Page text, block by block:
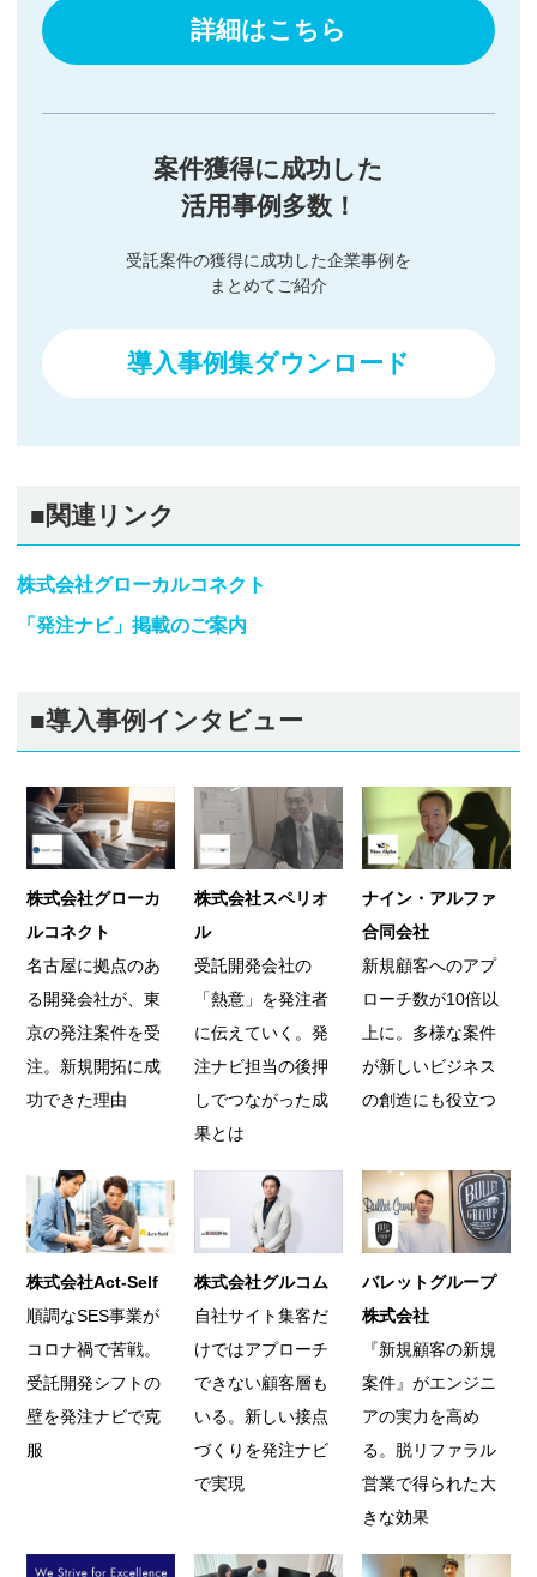
詳細はこちら
案件獲得に成功した
活用事例多数！
受託案件の獲得に成功した企業事例を
まとめてご紹介
導入事例集ダウンロード
■関連リンク
株式会社グローカルコネクト
「発注ナビ」掲載のご案内
■導入事例インタビュー
株式会社グローカ
ルコネクト
名古屋に拠点のあ
る開発会社が、東
京の発注案件を受
注。新規開拓に成
功できた理由
株式会社スペリオ
ル
受託開発会社の
「熱意」を発注者
に伝えていく。発
注ナビ担当の後押
しでつながった成
果とは
ナイン・アルファ
合同会社
新規顧客へのアプ
ローチ数が10倍以
上に。多様な案件
が新しいビジネス
の創造にも役立つ
株式会社Act-Self
順調なSES事業が
コロナ禍で苦戦。
受託開発シフトの
壁を発注ナビで克
服
株式会社グルコム
自社サイト集客だ
けではアプローチ
できない顧客層も
いる。新しい接点
づくりを発注ナビ
で実現
バレットグループ
株式会社
『新規顧客の新規
案件』がエンジニ
アの実力を高め
る。脱リファラル
営業で得られた大
きな効果